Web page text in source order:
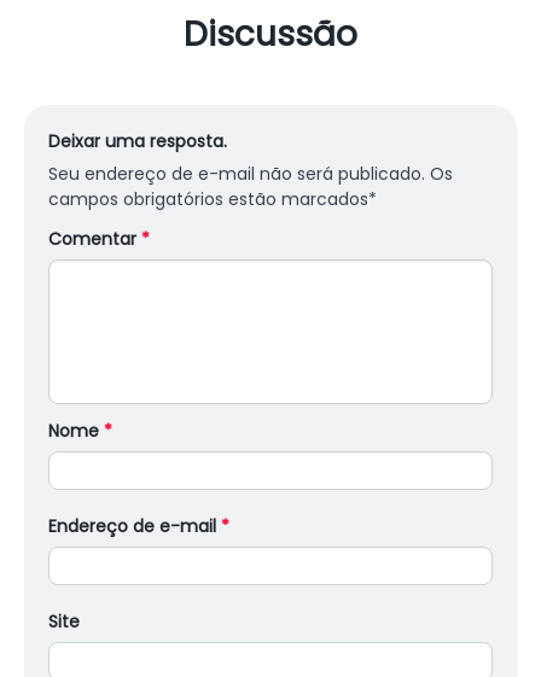
Coisas, blockchain, etc. Ele atualiza
setor de tecnologia.
Discussão
Deixar uma resposta.
Seu endereço de e-mail não será publicado. Os
campos obrigatórios estão marcados*
Comentar *
Nome *
Endereço de e-mail *
Site